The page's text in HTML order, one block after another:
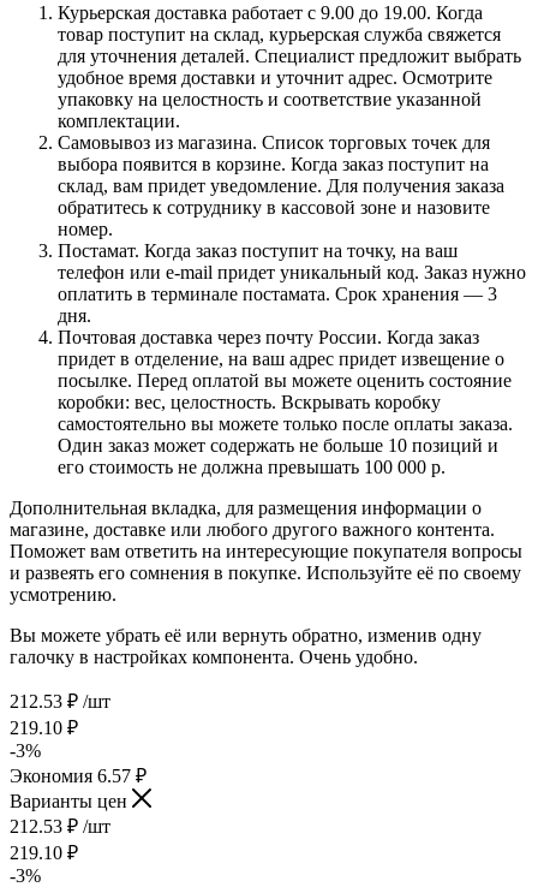
Курьерская доставка работает с 9.00 до 19.00. Когда
товар поступит на склад, курьерская служба свяжется
для уточнения деталей. Специалист предложит выбрать
удобное время доставки и уточнит адрес. Осмотрите
упаковку на целостность и соответствие указанной
комплектации.
Самовывоз из магазина. Список торговых точек для
выбора появится в корзине. Когда заказ поступит на
склад, вам придет уведомление. Для получения заказа
обратитесь к сотруднику в кассовой зоне и назовите
номер.
Постамат. Когда заказ поступит на точку, на ваш
телефон или e-mail придет уникальный код. Заказ нужно
оплатить в терминале постамата. Срок хранения — 3
дня.
Почтовая доставка через почту России. Когда заказ
придет в отделение, на ваш адрес придет извещение о
посылке. Перед оплатой вы можете оценить состояние
коробки: вес, целостность. Вскрывать коробку
самостоятельно вы можете только после оплаты заказа.
Один заказ может содержать не больше 10 позиций и
его стоимость не должна превышать 100 000 р.
Дополнительная вкладка, для размещения информации о
магазине, доставке или любого другого важного контента.
Поможет вам ответить на интересующие покупателя вопросы
и развеять его сомнения в покупке. Используйте её по своему
усмотрению.
Вы можете убрать её или вернуть обратно, изменив одну
галочку в настройках компонента. Очень удобно.
212.53 ₽ /шт
219.10 ₽
-3%
Экономия 6.57 ₽
Варианты цен
212.53 ₽ /шт
219.10 ₽
-3%